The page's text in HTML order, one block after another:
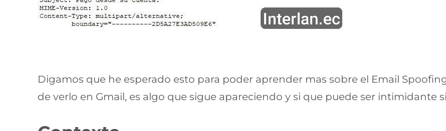
Digamos que he esperado esto para poder aprender mas sobre el Email
de verlo en Gmail, es algo que sigue apareciendo y si que puede ser intimidante